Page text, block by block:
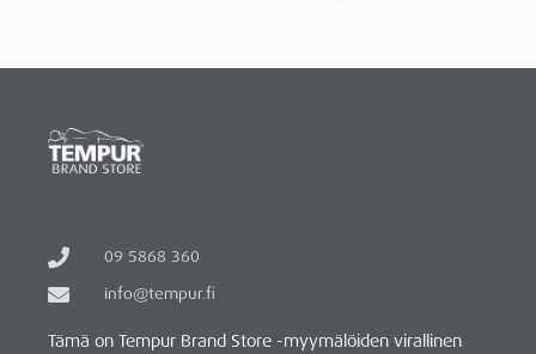
09 5868 360
info@tempur.fi
Tämä on Tempur Brand Store -myymälöiden virallinen